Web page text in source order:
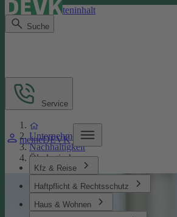
Direkt zum Seiteninhalt
Suche
meineDEVK
Kfz & Reise
Haftpflicht & Rechtsschutz
Haus & Wohnen
Service
Unternehmen
Nachhaltigkeit
Ökologisches